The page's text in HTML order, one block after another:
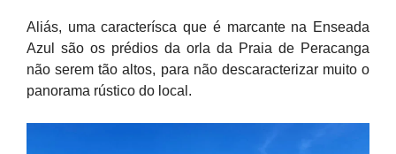
Aliás, uma caracterísca que é marcante na Enseada
Azul são os prédios da orla da Praia de Peracanga
não serem tão altos, para não descaracterizar muito o
panorama rústico do local.